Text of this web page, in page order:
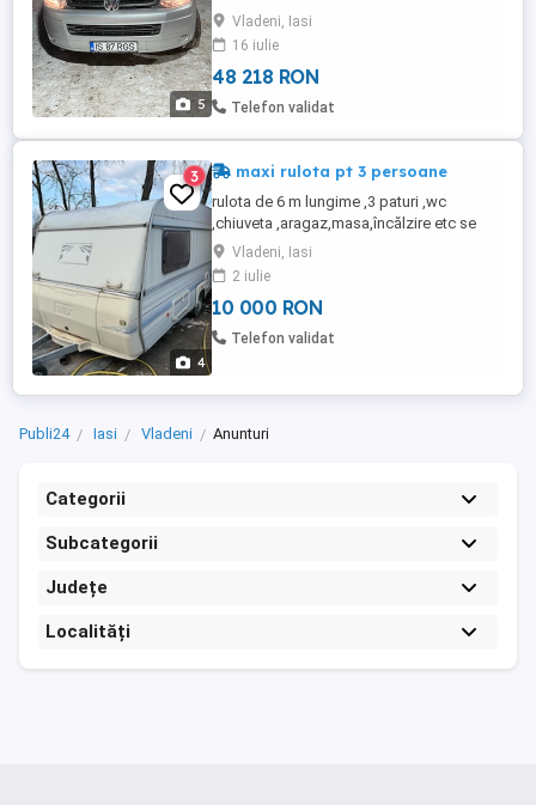
5
Vladeni, Iasi
16 iulie
48 218 RON
Telefon validat
4
3 maxi rulota pt 3 persoane
rulota de 6 m lungime ,3 paturi ,wc
,chiuveta ,aragaz,masa,încălzire etc se
prezintă în stare foarte bună!
Vladeni, Iasi
2 iulie
10 000 RON
Telefon validat
Publi24 Iasi Vladeni Anunturi
Categorii
Subcategorii
Județe
Localități